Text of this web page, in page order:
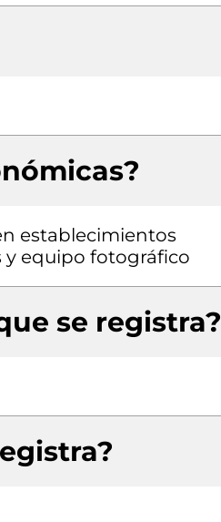
establecimientos
y equipo fotográfico
se registra?